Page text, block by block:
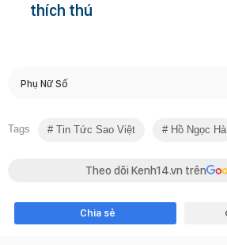
thích thú
Phụ Nữ Số
Tags Tin Tức Sao Việt Hồ Ngọc Hà
Theo dõi Kenh14.vn trên
Chia sẻ